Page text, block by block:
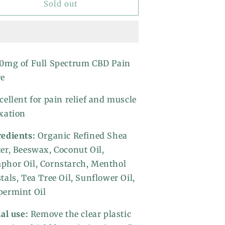
Pain
Balm
Sold out
of Full Spectrum CBD Pain
for pain relief and muscle
Organic Refined Shea
Beeswax, Coconut Oil,
Oil, Cornstarch, Menthol
Tea Tree Oil, Sunflower Oil,
Oil
use: Remove the clear plastic